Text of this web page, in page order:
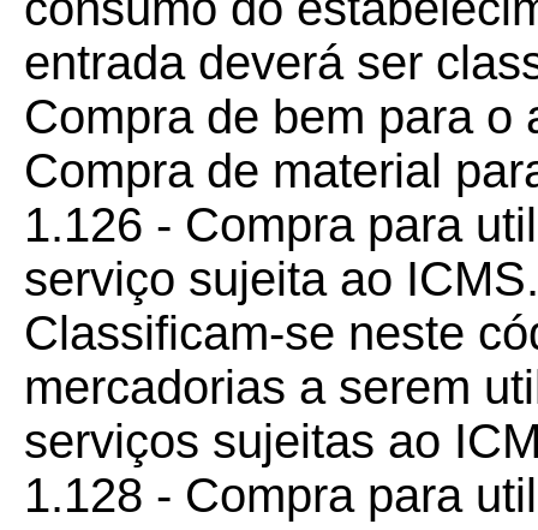
entrada deverá ser
Compra de bem para o
Compra de material
1.126 - Compra para
serviço sujeita ao ICMS.
Classificam-se neste
mercadorias a serem
serviços sujeitas ao
1.128 - Compra para